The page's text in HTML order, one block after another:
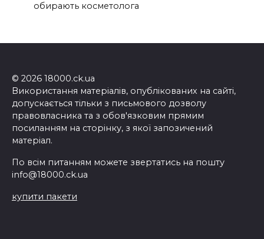
обирають косметолога
© 2026 18000.ck.ua
Використання матеріалів, опублікованих на сайті,
допускається тільки з письмового дозволу
правовласника та з обов'язковим прямим
посиланням на сторінку, з якої запозичений
матеріал.
По всім питанням можете звертатись на пошту
info@18000.ck.ua
купити пакети